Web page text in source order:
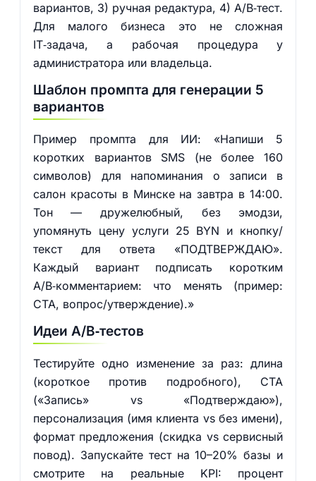
вариантов, 3) ручная редактура, 4) A/B‑тест.
Для малого бизнеса это не сложная
IT‑задача, а рабочая процедура у
администратора или владельца.
Шаблон промпта для генерации 5
вариантов
Пример промпта для ИИ: «Напиши 5
коротких вариантов SMS (не более 160
символов) для напоминания о записи в
салон красоты в Минске на завтра в 14:00.
Тон — дружелюбный, без эмодзи,
упомянуть цену услуги 25 BYN и кнопку/
текст для ответа «ПОДТВЕРЖДАЮ».
Каждый вариант подписать коротким
A/B‑комментарием: что менять (пример:
CTA, вопрос/утверждение).»
Идеи A/B‑тестов
Тестируйте одно изменение за раз: длина
(короткое против подробного), CTA
(«Запись» vs «Подтверждаю»),
персонализация (имя клиента vs без имени),
формат предложения (скидка vs сервисный
повод). Запускайте тест на 10–20% базы и
смотрите на реальные KPI: процент